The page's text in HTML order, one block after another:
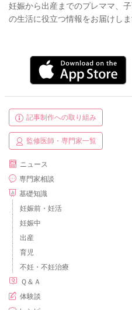
妊娠から出産までのプレママ、
の生活に役立つ情報をお届けしま
記事制作への取り組み
監修医師・専門家一覧
ニュース
専門家相談
基礎知識
妊娠前・妊活
妊娠中
出産
育児
不妊・不妊治療
Ｑ＆Ａ
体験談